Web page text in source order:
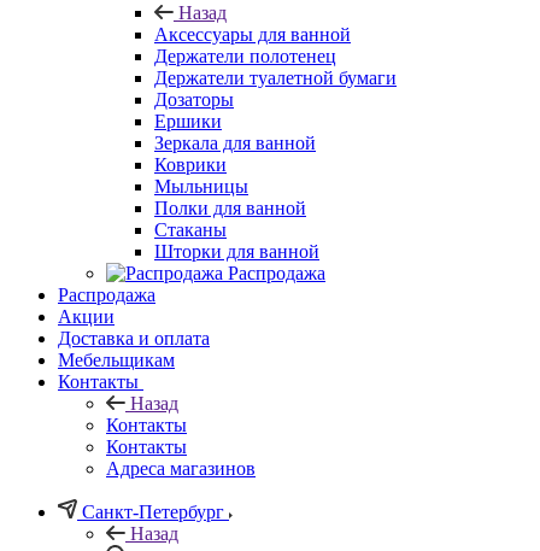
Назад
Аксессуары для ванной
Держатели полотенец
Держатели туалетной бумаги
Дозаторы
Ершики
Зеркала для ванной
Коврики
Мыльницы
Полки для ванной
Стаканы
Шторки для ванной
Распродажа
Распродажа
Акции
Доставка и оплата
Мебельщикам
Контакты
Назад
Контакты
Контакты
Адреса магазинов
Санкт-Петербург
Назад